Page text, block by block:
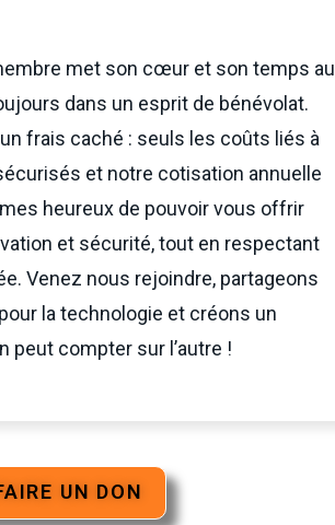
met son cœur et son temps au
dans un esprit de bénévolat.
frais caché : seuls les coûts liés à
et notre cotisation annuelle
heureux de pouvoir vous offrir
et sécurité, tout en respectant
Venez nous rejoindre, partageons
la technologie et créons un
peut compter sur l’autre !
UN DON